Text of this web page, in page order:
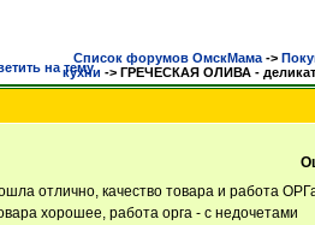
Список форумов ОмскМама ->
кухни -> ГРЕЧЕСКАЯ ОЛИВА -
отлично, качество товара и работа
хорошее, работа орга - с недочетами